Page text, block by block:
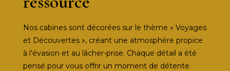
Nos cabines sont décorées sur le thème « Voyages
et Découvertes », créant une atmosphère propice
à l’évasion et au lâcher-prise. Chaque détail a été
pensé pour vous offrir un moment de détente